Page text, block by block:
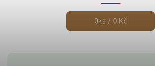
0ks / 0 Kč